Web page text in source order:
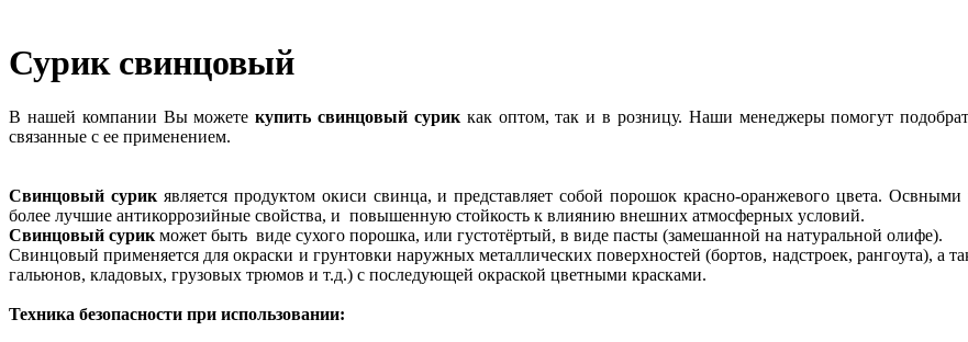
Сурик свинцовый
В нашей компании Вы можетекупить свинцовый суриккак оптом, так и в розницу. Наши менеджеры помогут
связанные с ее применением.
Свинцовый сурик является продуктом окиси свинца, и представляет собой порошок красно-оранжевого цвета.
более лучшие антикоррозийные свойства, и повышенную стойкость к влиянию внешних атмосферных условий.
Свинцовый сурик может быть виде сухого порошка, или густотёртый, в виде пасты (замешанной на натуральной олифе).
Свинцовый применяется для окраски и грунтовки наружных металлических поверхностей (бортов, надстроек, рангоута),
гальюнов, кладовых, грузовых трюмов и т.д.) с последующей окраской цветными красками.
Техника безопасности при использовании: